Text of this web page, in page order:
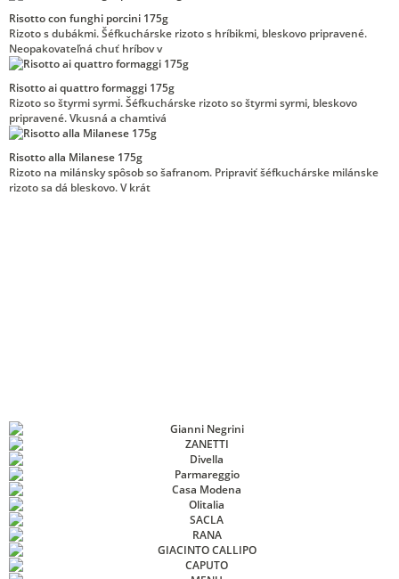
Risotto con funghi porcini 175g
Rizoto s dubákmi. Šéfkuchárske rizoto s hríbikmi, bleskovo pripravené.
Neopakovateľná chuť hríbov v
Risotto ai quattro formaggi 175g
Rizoto so štyrmi syrmi. Šéfkuchárske rizoto so štyrmi syrmi, bleskovo
pripravené. Vkusná a chamtivá
Risotto alla Milanese 175g
Rizoto na milánsky spôsob so šafranom. Pripraviť šéfkuchárske milánske
rizoto sa dá bleskovo. V krát